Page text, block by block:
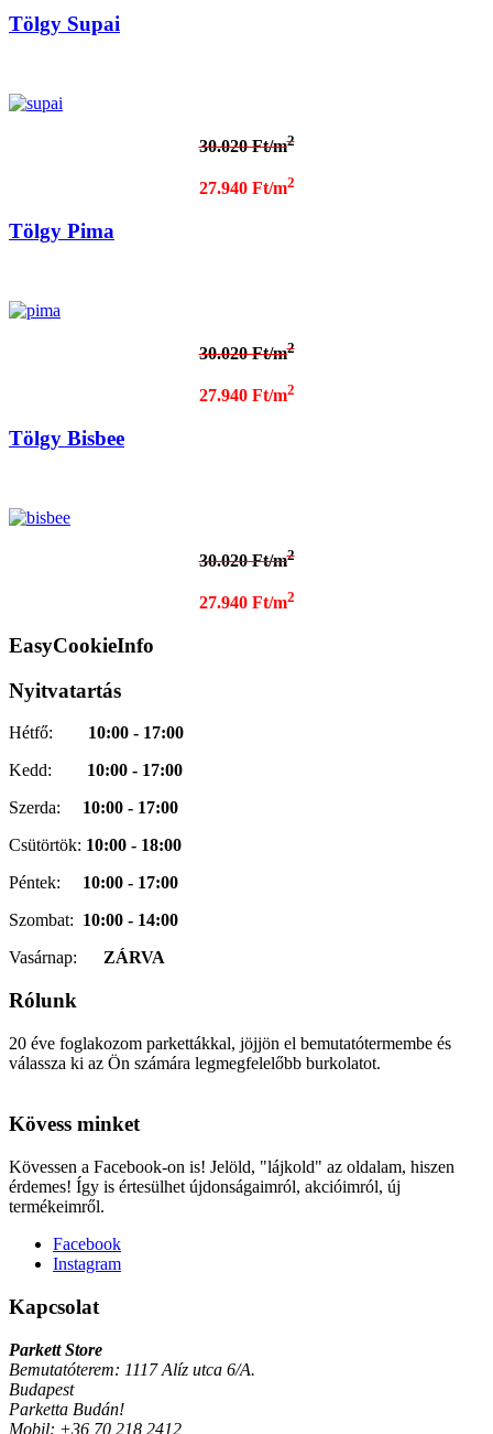
Tölgy Supai
30.020 Ft/m2
27.940 Ft/m2
Tölgy Pima
30.020 Ft/m2
27.940 Ft/m2
Tölgy Bisbee
30.020 Ft/m2
27.940 Ft/m2
EasyCookieInfo
Nyitvatartás
Hétfő: 10:00 - 17:00
Kedd: 10:00 - 17:00
Szerda: 10:00 - 17:00
Csütörtök: 10:00 - 18:00
Péntek: 10:00 - 17:00
Szombat: 10:00 - 14:00
Vasárnap: ZÁRVA
Rólunk
20 éve foglakozom parkettákkal, jöjjön el bemutatótermembe és
válassza ki az Ön számára legmegfelelőbb burkolatot.
couponcialis
dosagegeneric
cialiscialis
costcialis
viagra cialis
prices
cialis
effects
cialis
couponscialis
day
sampleviagra
vs
cialiscialis
Kövess minket
Kövessen a Facebook-on is! Jelöld, "lájkold" az oldalam, hiszen
érdemes! Így is értesülhet újdonságaimról, akcióimról, új
termékeimről.
Facebook
Instagram
Kapcsolat
Parkett Store
Bemutatóterem: 1117 Alíz utca 6/A.
Budapest
Parketta Budán!
Mobil: +36 70 218 2412